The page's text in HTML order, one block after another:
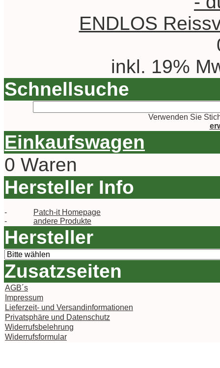
ENDLOS
inkl. 19%
Schnellsuche
Verwenden Sie
Einkaufswagen
0 Waren
Hersteller Info
-
Patch-it Homepage
-
andere Produkte
Hersteller
Zusatzseiten
AGB´s
Impressum
Lieferzeit- und Versandinformationen
Privatsphäre und Datenschutz
Widerrufsbelehrung
Widerrufsformular